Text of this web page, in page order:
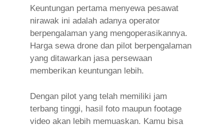
Keuntungan pertama menyewa pesawat
nirawak ini adalah adanya operator
berpengalaman yang mengoperasikannya.
Harga sewa drone dan pilot berpengalaman
yang ditawarkan jasa persewaan
memberikan keuntungan lebih.
Dengan pilot yang telah memiliki jam
terbang tinggi, hasil foto maupun footage
video akan lebih memuaskan. Kamu bisa